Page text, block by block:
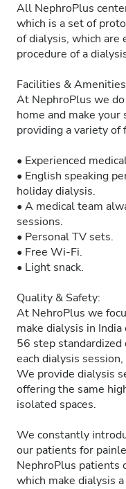
All NephroPlus
which is a set of
of dialysis, which
procedure of a
Facilities &
At NephroPlus we
home and make your
providing a variety of
• Experienced
• English speaking
holiday dialysis.
• A medical team
sessions.
• Personal TV sets.
• Free Wi-Fi.
• Light snack.
Quality & Safety:
At NehroPlus we
make dialysis in
56 step
each dialysis
We provide dialysis
offering the same
isolated spaces.
We constantly
our patients for
NephroPlus patients
which make dialysis